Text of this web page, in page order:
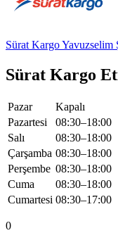
Sürat Kargo Yavuzselim
Sürat Kargo
Pazar
Kapalı
Pazartesi
08:30–18:00
Salı
08:30–18:00
Çarşamba 08:30–18:00
Perşembe 08:30–18:00
Cuma
08:30–18:00
Cumartesi 08:30–17:00
0